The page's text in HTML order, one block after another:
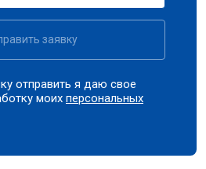
заявку
отправить я даю свое
моихперсональных